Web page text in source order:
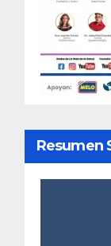
Resumen